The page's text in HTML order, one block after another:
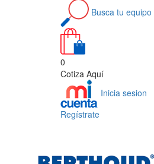
Busca tu equipo
0
Cotiza Aquí
Inicia sesion
Regístrate